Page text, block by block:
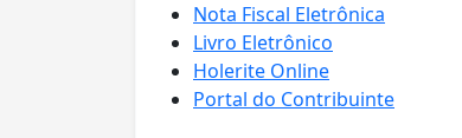
Nota Fiscal Eletrônica
Livro Eletrônico
Holerite Online
Portal do Contribuinte